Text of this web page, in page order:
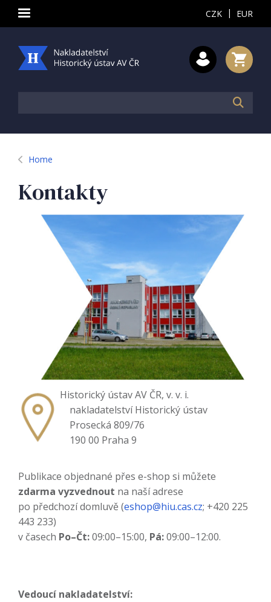
CZK | EUR
Home
Kontakty
Historický ústav AV ČR, v. v. i.
nakladatelství Historický ústav
Prosecká 809/76
190 00 Praha 9
Publikace objednané přes e-shop si můžete
zdarma vyzvednout na naší adrese
po předchozí domluvě (eshop@hiu.cas.cz; +420 225
443 233)
v časech Po–Čt:09:00–15:00, Pá:09:00–12:00.
Vedoucí nakladatelství: